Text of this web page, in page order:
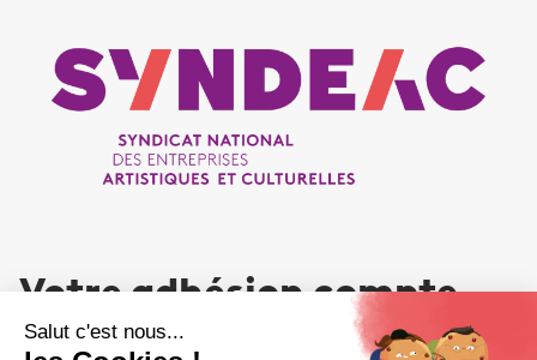
Votre adhésion compte
NOUS REJOINDRE